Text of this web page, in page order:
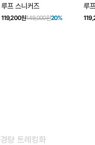
루프 스니커즈
119,200원149,000원20%
루
경량 트레킹화